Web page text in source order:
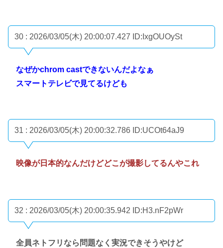
30 : 2026/03/05(木) 20:00:07.427 ID:IxgOUOySt
なぜかchrom castできないんだよなぁ
スマートテレビで見てるけども
31 : 2026/03/05(木) 20:00:32.786 ID:UCOt64aJ9
映像が日本的なんだけどどこが撮影してるんやこれ
32 : 2026/03/05(木) 20:00:35.942 ID:H3.nF2pWr
全員ネトフリなら問題なく実況できそうやけど